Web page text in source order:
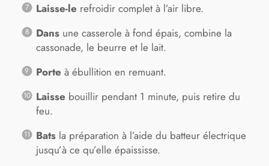
Laisse-le refroidir complet à l’air libre.
Dansune casserole à fond épais, combine la
cassonade, le beurre et le lait.
Porte à ébullition en remuant.
Laisse bouillir pendant 1 minute, puis retire du
feu.
Batsla préparation à l’aide du batteur électrique
jusqu’à ce qu’elle épaississe.